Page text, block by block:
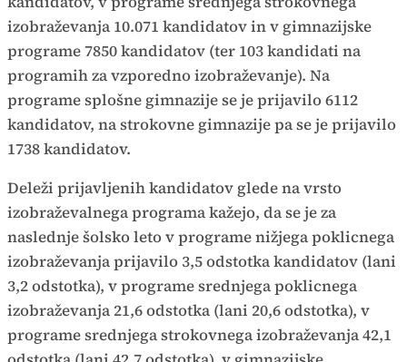
izobraževanja 10.071 kandidatov in v gimnazijske
programe 7850 kandidatov (ter 103 kandidati na
programih za vzporedno izobraževanje). Na
programe splošne gimnazije se je prijavilo 6112
kandidatov, na strokovne gimnazije pa se je prijavilo
1738 kandidatov.
Deleži prijavljenih kandidatov glede na vrsto
izobraževalnega programa kažejo, da se je za
naslednje šolsko leto v programe nižjega poklicnega
izobraževanja prijavilo 3,5 odstotka kandidatov (lani
3,2 odstotka), v programe srednjega poklicnega
izobraževanja 21,6 odstotka (lani 20,6 odstotka), v
programe srednjega strokovnega izobraževanja 42,1